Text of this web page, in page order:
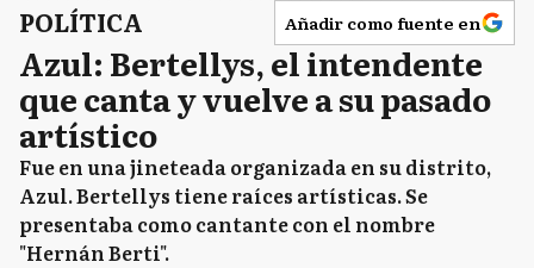
POLÍTICA Añadir como fuente en
Azul: Bertellys, el intendente
que canta y vuelve a su pasado
artístico
Fue en una jineteada organizada en su distrito,
Azul. Bertellys tiene raíces artísticas. Se
presentaba como cantante con el nombre
"Hernán Berti".